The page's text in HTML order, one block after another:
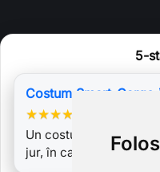
5-
Costum Smart-Cargo
★★★★
Un costum modern din
jur, în care mă simt